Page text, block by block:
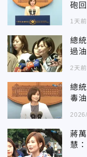
砲
1天前
總
過
2天前
總
毒
蔣
慧